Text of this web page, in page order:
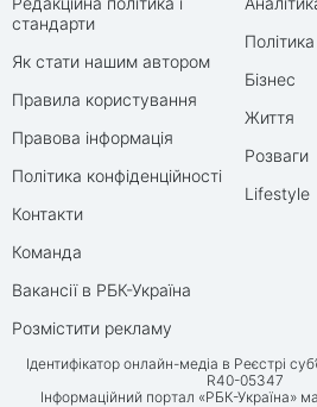
стандарти
Як стати нашим автором
Правила користування
Правова інформація
Політика конфіденційності
Контакти
Команда
Вакансії в РБК-Україна
Розмістити рекламу
Політика
Бізнес
Життя
Розваги
Lifestyle
Ідентифікатор онлайн-медіа в Реєстрі
R40-05347
Інформаційний портал «РБК-Україна»